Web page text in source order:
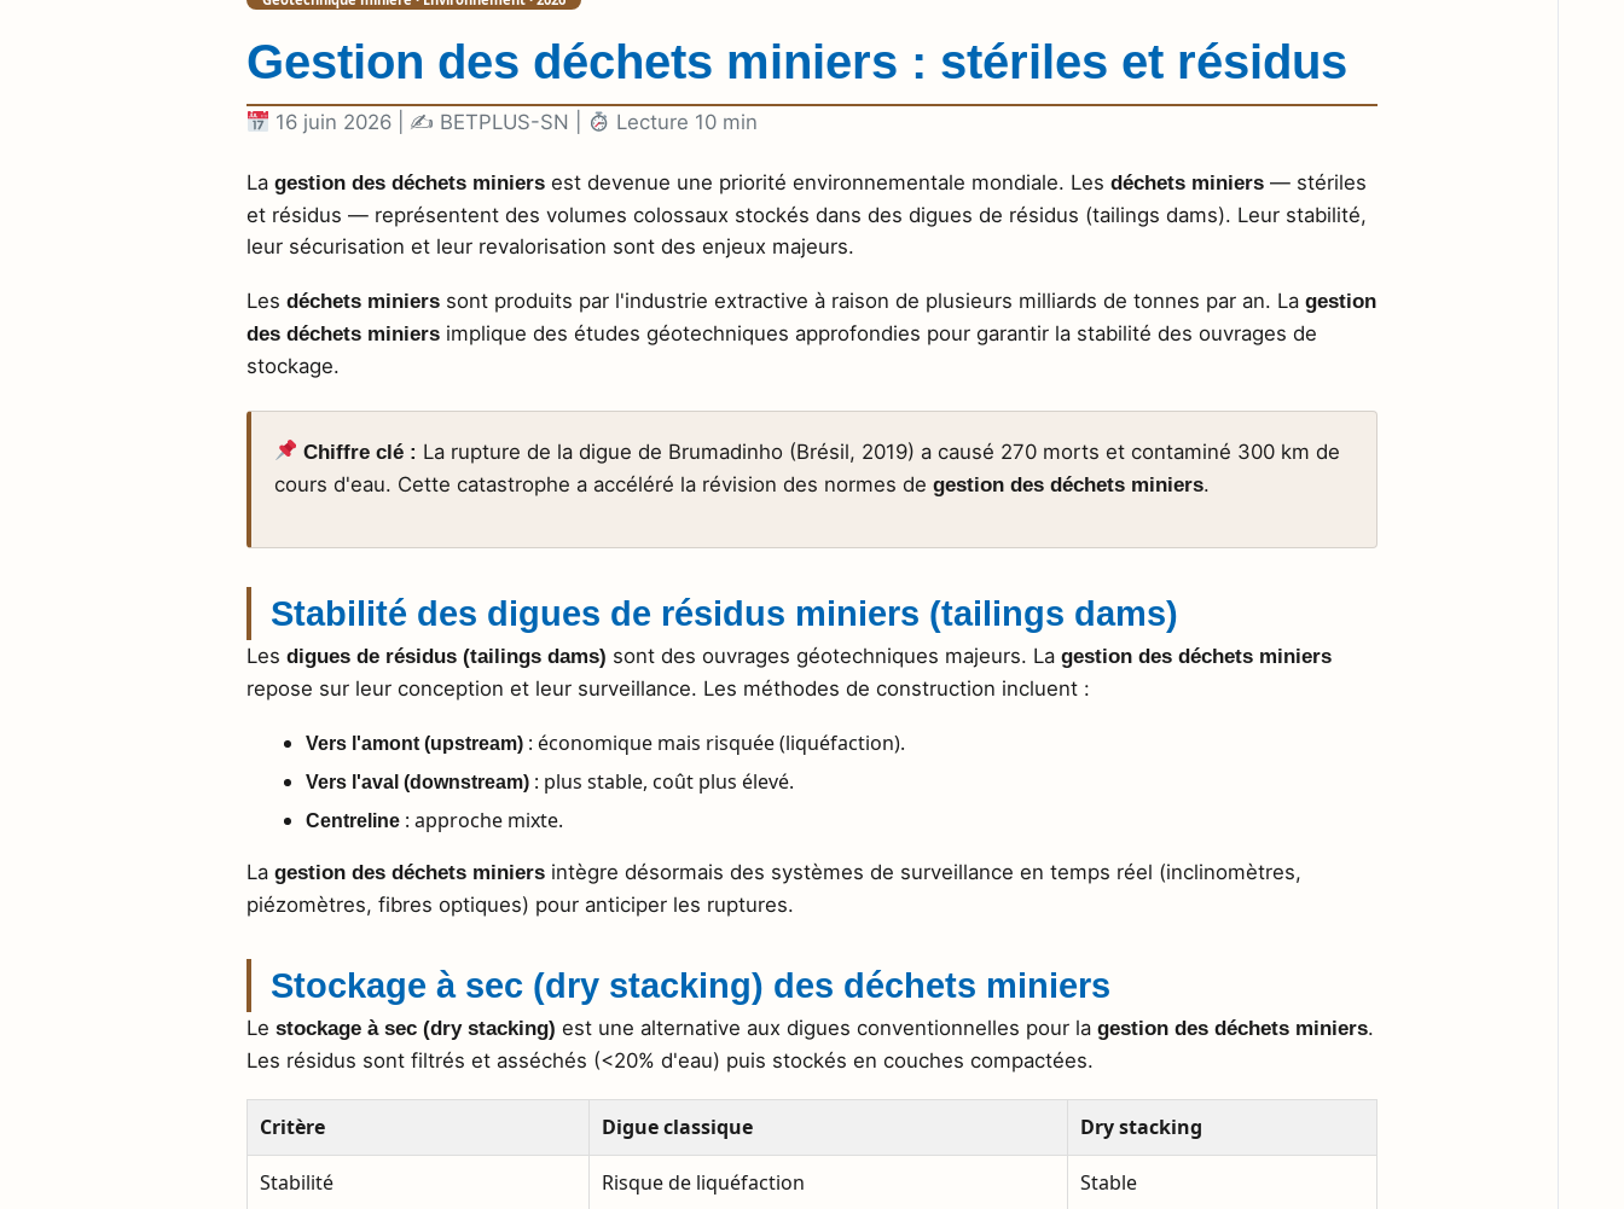
Gestion des déchets miniers : stériles et résidus
16 juin 2026 | ✍ BETPLUS-SN | Lecture 10 min
La gestion des déchets miniers est devenue une priorité environnementale mondiale. Les déchets miniers — stériles
et résidus — représentent des volumes colossaux stockés dans des digues de résidus (tailings dams). Leur stabilité,
leur sécurisation et leur revalorisation sont des enjeux majeurs.
Les déchets miniers sont produits par l'industrie extractive à raison de plusieurs milliards de tonnes par an. La gestion
des déchets miniers implique des études géotechniques approfondies pour garantir la stabilité des ouvrages de
stockage.
Chiffre clé : La rupture de la digue de Brumadinho (Brésil, 2019) a causé 270 morts et contaminé 300 km de
cours d'eau. Cette catastrophe a accéléré la révision des normes degestion des déchets miniers.
Stabilité des digues de résidus miniers (tailings dams)
Les digues de résidus (tailings dams) sont des ouvrages géotechniques majeurs. La gestion des déchets miniers
repose sur leur conception et leur surveillance. Les méthodes de construction incluent :
Vers l'amont (upstream) : économique mais risquée (liquéfaction).
Vers l'aval (downstream) : plus stable, coût plus élevé.
Centreline : approche mixte.
La gestion des déchets miniers intègre désormais des systèmes de surveillance en temps réel (inclinomètres,
piézomètres, fibres optiques) pour anticiper les ruptures.
Stockage à sec (dry stacking) des déchets miniers
Le stockage à sec (dry stacking) est une alternative aux digues conventionnelles pour la gestion des déchets miniers.
Les résidus sont filtrés et asséchés (<20% d'eau) puis stockés en couches compactées.
Critère Digue classique Dry stacking
Stabilité Risque de liquéfaction Stable